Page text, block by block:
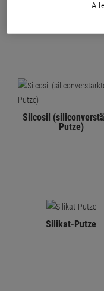
Grundierungen
Silcosil
Putze)
Silikat-Putze